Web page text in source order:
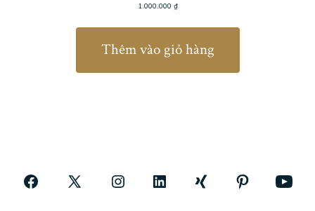
1.000.000 ₫
Thêm vào giỏ hàng
Open
Open
Open
Open
Open
Open
Open